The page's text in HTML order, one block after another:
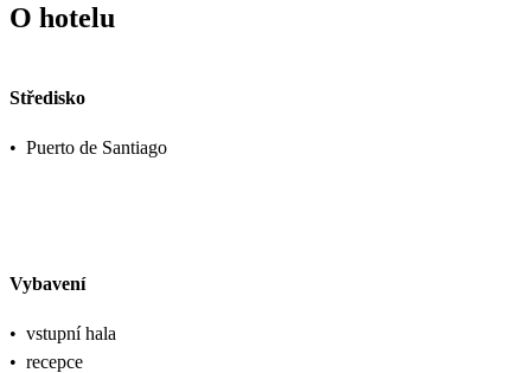
O hotelu
Středisko
• Puerto de Santiago
Vybavení
• vstupní hala
• recepce